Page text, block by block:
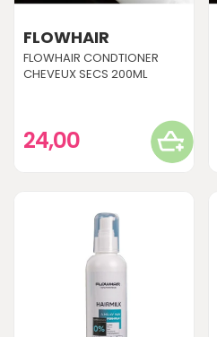
FLOWHAIR
FLOWHAIR CONDTIONER
CHEVEUX SECS 200ML
24,00